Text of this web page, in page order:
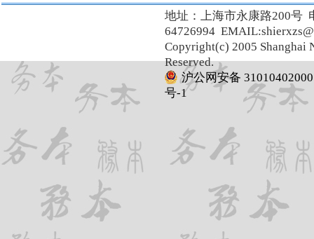
地址：上海市永康路200号
64726994
Copyright(c) 2005 Shanghai
Reserved.
沪公网安备
号-1